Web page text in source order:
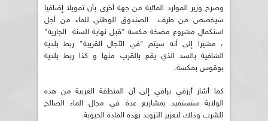
وصرح وزير الموارد المائية من جهة أخرى بأن تمويلا إضافيا
سيخصص من طرف الصندوق الوطني للماء من أجل
استكمال مشروع مضخة مكسة "قبل نهاية السنة الجارية"
، مشيرا إلى أنه سيتم "في الآجال القريبة" ربط بلدية
الشافية بالسد الذي يقع بالقرب منها و كذا ربط بلدية
بوقوس بمكسة.
كما أشار أرزقي براقي إلى أن المنطقة الغربية من هذه
الولاية ستستفيد بمشاريع عدة في مجال الماء الصالح
للشرب وذلك لتعزيز التزويد بهذه المادة الحيوية.